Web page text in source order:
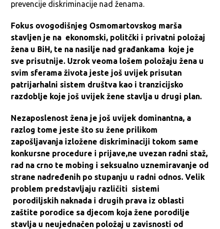
prevencije diskriminacije nad ženama.
Fokus ovogodišnjeg Osmomartovskog marša
stavljen je na ekonomski, politčki i privatni položaj
žena u BiH, te na nasilje nad građankama koje je
sve prisutnije. Uzrok veoma lošem položaju žena u
svim sferama života jeste još uvijek prisutan
patrijarhalni sistem društva kao i tranzicijsko
razdoblje koje još uvijek žene stavlja u drugi plan.
Nezaposlenost žena je još uvijek dominantna, a
razlog tome jeste što su žene prilikom
zapošljavanja izložene diskriminaciji tokom same
konkursne procedure i prijave,ne uvezan radni staž,
rad na crno te mobing i seksualno uznemiravanje od
strane nadređenih po stupanju u radni odnos. Velik
problem predstavljaju različiti sistemi
porodiljskih naknada i drugih prava iz oblasti
zaštite porodice sa djecom koja žene porodilje
stavlja u neujednačen položaj u zavisnosti od